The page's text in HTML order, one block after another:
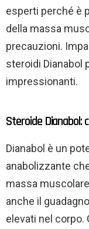
esperti perché è
della massa
precauzioni.
steroidi Dianabol
impressionanti.
Steroide Dianabol:
Dianabol è un
anabolizzante
massa
anche il
elevati nel corpo.